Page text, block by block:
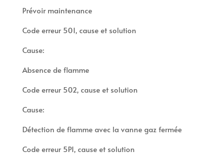
Prévoir maintenance
Code erreur 501, cause et solution
Cause:
Absence de flamme
Code erreur 502, cause et solution
Cause:
Détection de flamme avec la vanne gaz fermée
Code erreur 5P1, cause et solution